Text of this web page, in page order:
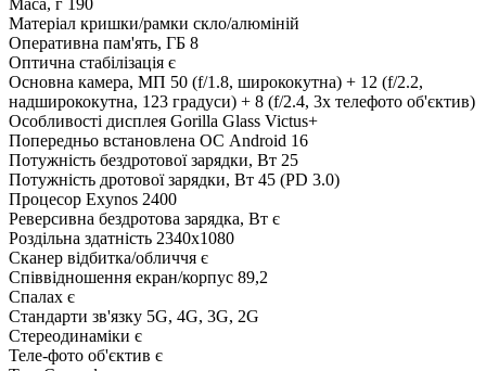
Маса, г 190
Матеріал кришки/рамки скло/алюміній
Оперативна пам'ять, ГБ 8
Оптична стабілізація є
Основна камера, МП 50 (f/1.8, ширококутна) + 12 (f/2.2,
надширококутна, 123 градуси) + 8 (f/2.4, 3x телефото об'єктив)
Особливості дисплея Gorilla Glass Victus+
Попередньо встановлена ОС Android 16
Потужність бездротової зарядки, Вт 25
Потужність дротової зарядки, Вт 45 (PD 3.0)
Процесор Exynos 2400
Реверсивна бездротова зарядка, Вт є
Роздільна здатність 2340x1080
Сканер відбитка/обличчя є
Співвідношення екран/корпус 89,2
Спалах є
Стандарти зв'язку 5G, 4G, 3G, 2G
Стереодинаміки є
Теле-фото об'єктив є